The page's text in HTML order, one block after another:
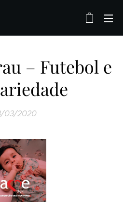
– Futebol e
03/2020